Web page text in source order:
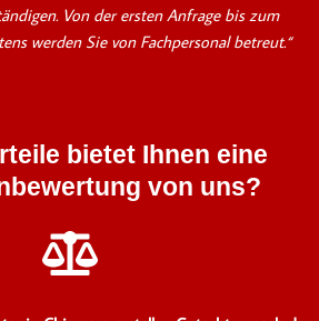
Von der ersten Anfrage bis zum
werden Sie von Fachpersonal betreut.“
bietet Ihnen eine
von uns?